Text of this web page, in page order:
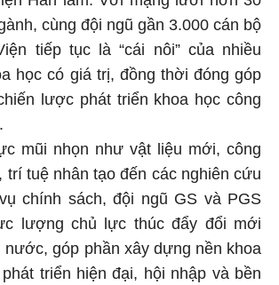
cùng đội ngũ gần 3.000 cán bộ
tiếp tục là “cái nôi” của nhiều
học có giá trị, đồng thời đóng góp
lược phát triển khoa học công
mũi nhọn như vật liệu mới, công
trí tuệ nhân tạo đến các nghiên cứu
chính sách, đội ngũ GS và PGS
lượng chủ lực thúc đẩy đổi mới
nước, góp phần xây dựng nền khoa
triển hiện đại, hội nhập và bền